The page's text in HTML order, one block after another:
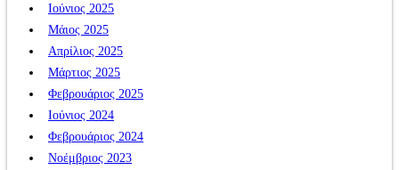
Ιούνιος 2025
Μάιος 2025
Απρίλιος 2025
Μάρτιος 2025
Φεβρουάριος 2025
Ιούνιος 2024
Φεβρουάριος 2024
Νοέμβριος 2023